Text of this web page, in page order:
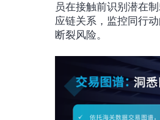
员在接触前识别潜在
应链关系，监控同行
断裂风险。